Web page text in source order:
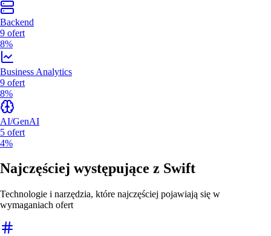
Backend
9 ofert
8%
Business Analytics
9 ofert
8%
AI/GenAI
5 ofert
4%
Najczęściej występujące z Swift
Technologie i narzędzia, które najczęściej pojawiają się w
wymaganiach ofert